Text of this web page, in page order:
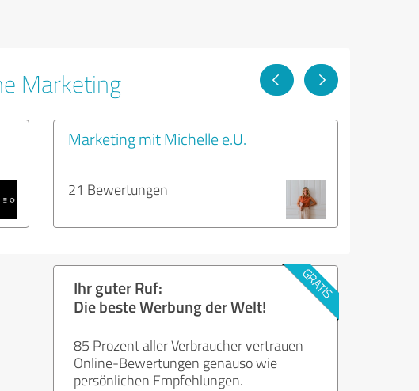
Marketing
Marketing mit Michelle e.U.
21 Bewertungen
Ihr guter Ruf:
Die beste Werbung der Welt!
85 Prozent aller Verbraucher vertrauen
Online-Bewertungen genauso wie
persönlichen Empfehlungen.